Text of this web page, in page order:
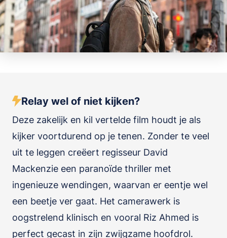
Relay wel of niet kijken?
Deze zakelijk en kil vertelde film houdt je als
kijker voortdurend op je tenen. Zonder te veel
uit te leggen creëert regisseur David
Mackenzie een paranoïde thriller met
ingenieuze wendingen, waarvan er eentje wel
een beetje ver gaat. Het camerawerk is
oogstrelend klinisch en vooral Riz Ahmed is
perfect gecast in zijn zwijgzame hoofdrol.